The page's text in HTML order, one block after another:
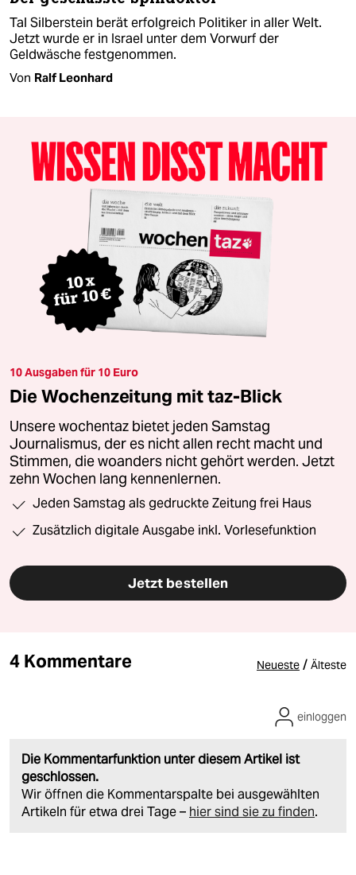
Tal Silberstein berät erfolgreich Politiker in aller Welt.
Jetzt wurde er in Israel unter dem Vorwurf der
Geldwäsche festgenommen.
Von Ralf Leonhard
10 Ausgaben für 10 Euro
Die Wochenzeitung mit taz-Blick
Unsere wochentaz bietet jeden Samstag
Journalismus, der es nicht allen recht macht und
Stimmen, die woanders nicht gehört werden. Jetzt
zehn Wochen lang kennenlernen.
Jeden Samstag als gedruckte Zeitung frei Haus
Zusätzlich digitale Ausgabe inkl. Vorlesefunktion
Jetzt bestellen
4 Kommentare Neueste / Älteste
Die Kommentarfunktion unter diesem Artikel ist
geschlossen.
Wir öffnen die Kommentarspalte bei ausgewählten
Artikeln für etwa drei Tage – hier sind sie zu finden.
einloggen